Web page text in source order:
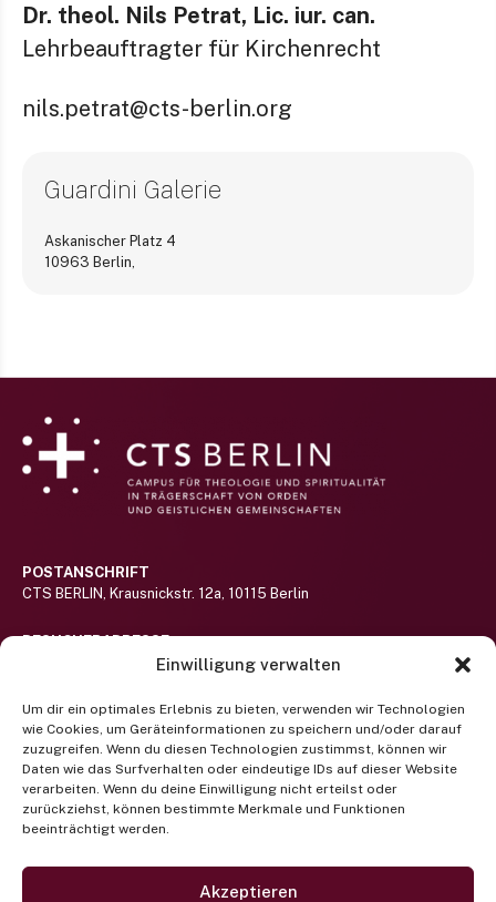
Einwilligung verwalten
Um dir ein optimales Erlebnis zu bieten, verwenden wir Technologien
wie Cookies, um Geräteinformationen zu speichern und/oder darauf
zuzugreifen. Wenn du diesen Technologien zustimmst, können wir
Daten wie das Surfverhalten oder eindeutige IDs auf dieser Website
verarbeiten. Wenn du deine Einwilligung nicht erteilst oder
zurückziehst, können bestimmte Merkmale und Funktionen
beeinträchtigt werden.
Akzeptieren
Dr. theol. Nils Petrat, Lic. iur. can.
Lehrbeauftragter für Kirchenrecht
nils.petrat@cts-berlin.org
Guardini Galerie
Askanischer Platz 4
10963 Berlin,
POSTANSCHRIFT
CTS BERLIN, Krausnickstr. 12a, 10115 Berlin
BESUCHERADRESSE
Haus St.-Michael-Stift auf dem Gelände des Alexianer St. Hedwig-
RUFEN SIE UNS AN
Telefon +49 (0) 30 400 372 122
(Mo-Fr 9-13 Uhr)
Newsletter abonnieren
SCHREIBEN SIE UNS EINE EMAIL
projektbuero@cts-berlin.org